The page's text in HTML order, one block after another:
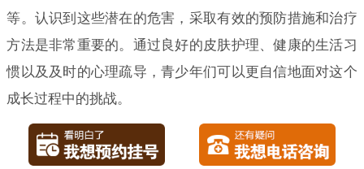
等。认识到这些潜在的危害，采取有效的预防措施和治疗
方法是非常重要的。通过良好的皮肤护理、健康的生活习
惯以及及时的心理疏导，青少年们可以更自信地面对这个
成长过程中的挑战。